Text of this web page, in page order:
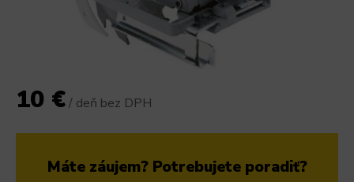
10 €/ deň bez DPH
Máte záujem? Potrebujete poradiť?